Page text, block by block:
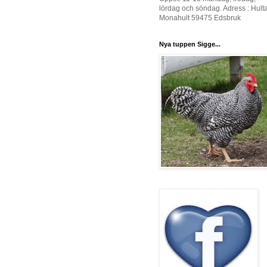
lördag och söndag. Adress :
Monahult 59475 Edsbruk
Nya tuppen Sigge...